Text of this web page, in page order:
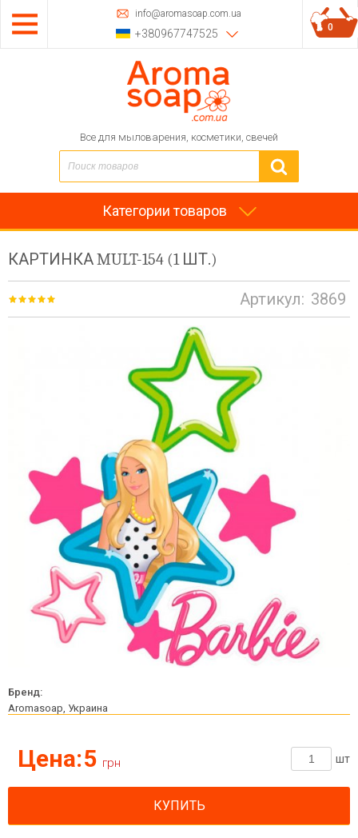
info@aromasoap.com.ua
+380967747525
Все для мыловарения, косметики, свечей
0
Категории товаров
КАРТИНКА MULT-154 (1 ШТ.)
Артикул: 3869
Бренд:
Aromasoap, Украина
Цена:5 грн шт
КУПИТЬ